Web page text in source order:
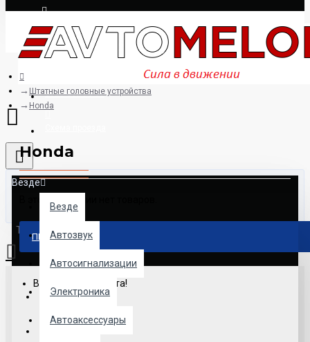
Логин
Регистрация
8925-507-78-06
Везде
Везде
Автозвук
Автосигнализации
Электроника
Автоаксессуары
Товаров: 0 (0.00р.)
Ваша корзина пуста!
Штатные головные устройства
Honda
Honda
ПРОДОЛЖИТЬ